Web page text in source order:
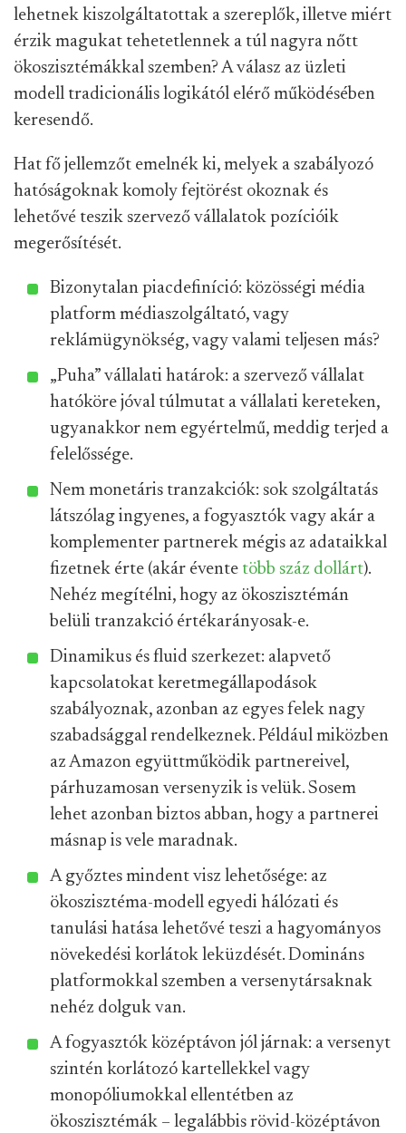
lehetnek kiszolgáltatottak a szereplők, illetve miért
érzik magukat tehetetlennek a túl nagyra nőtt
ökoszisztémákkal szemben? A válasz az üzleti
modell tradicionális logikától elérő működésében
keresendő.
Hat fő jellemzőt emelnék ki, melyek a szabályozó
hatóságoknak komoly fejtörést okoznak és
lehetővé teszik szervező vállalatok pozícióik
megerősítését.
Bizonytalan piacdefiníció: közösségi média
platform médiaszolgáltató, vagy
reklámügynökség, vagy valami teljesen más?
„Puha” vállalati határok: a szervező vállalat
hatóköre jóval túlmutat a vállalati kereteken,
ugyanakkor nem egyértelmű, meddig terjed a
felelőssége.
Nem monetáris tranzakciók: sok szolgáltatás
látszólag ingyenes, a fogyasztók vagy akár a
komplementer partnerek mégis az adataikkal
fizetnek érte (akár évente több száz dollárt).
Nehéz megítélni, hogy az ökoszisztémán
belüli tranzakció értékarányosak-e.
Dinamikus és fluid szerkezet: alapvető
kapcsolatokat keretmegállapodások
szabályoznak, azonban az egyes felek nagy
szabadsággal rendelkeznek. Például miközben
az Amazon együttműködik partnereivel,
párhuzamosan versenyzik is velük. Sosem
lehet azonban biztos abban, hogy a partnerei
másnap is vele maradnak.
A győztes mindent visz lehetősége: az
ökoszisztéma-modell egyedi hálózati és
tanulási hatása lehetővé teszi a hagyományos
növekedési korlátok leküzdését. Domináns
platformokkal szemben a versenytársaknak
nehéz dolguk van.
A fogyasztók középtávon jól járnak: a versenyt
szintén korlátozó kartellekkel vagy
monopóliumokkal ellentétben az
ökoszisztémák – legalábbis rövid-középtávon